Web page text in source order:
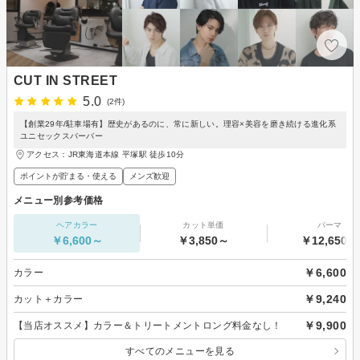
CUT IN STREET
5.0
(2件)
【創業29年/駐車場有】歴史があるのに、常に新しい。理容×美容を磨き続ける進化系
ユニセックスバーバー
アクセス：JR東海道本線 平塚駅 徒歩10分
ポイントが貯まる・使える メンズ歓迎
メニュー別参考価格
ヘアカラー
￥6,600～
カット単価
￥3,850～
パーマ
￥12,650～
カラー ￥6,600
カット＋カラー ￥9,240
【当店オススメ】カラー＆トリートメントロング料金なし！ ￥9,900
すべてのメニューを見る